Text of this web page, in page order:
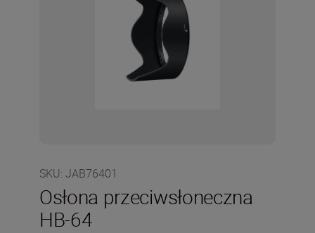
SKU: JAB76401
Osłona przeciwsłoneczna
HB-64